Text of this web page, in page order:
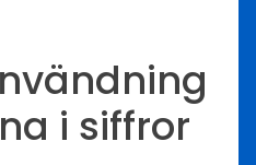
i siffror